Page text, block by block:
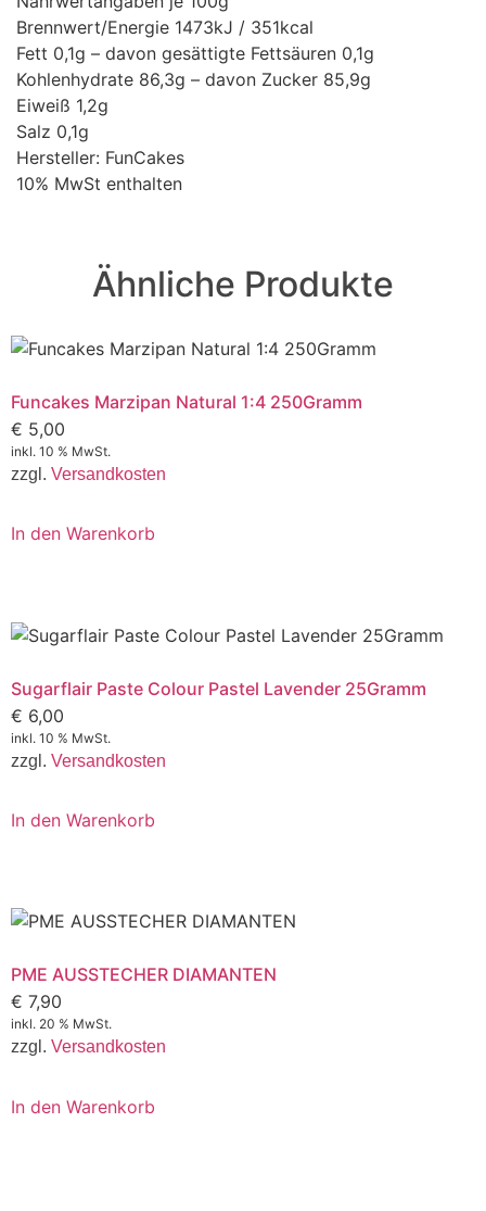
Brennwert/Energie 1473kJ / 351kcal
Fett 0,1g – davon gesättigte Fettsäuren 0,1g
Kohlenhydrate 86,3g – davon Zucker 85,9g
Eiweiß 1,2g
Salz 0,1g
Hersteller: FunCakes
10% MwSt enthalten
Ähnliche Produkte
Funcakes Marzipan Natural 1:4 250Gramm
€ 5,00
inkl. 10 % MwSt.
zzgl. Versandkosten
In den Warenkorb
Sugarflair Paste Colour Pastel Lavender 25Gramm
€ 6,00
inkl. 10 % MwSt.
zzgl. Versandkosten
In den Warenkorb
PME AUSSTECHER DIAMANTEN
€ 7,90
inkl. 20 % MwSt.
zzgl. Versandkosten
In den Warenkorb